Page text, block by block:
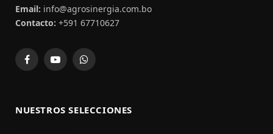
Email: info@agrosinergia.com.bo
Contacto: +591 67710627
FacebookYouTubeWhatsApp
NUESTROS SELECCIONES